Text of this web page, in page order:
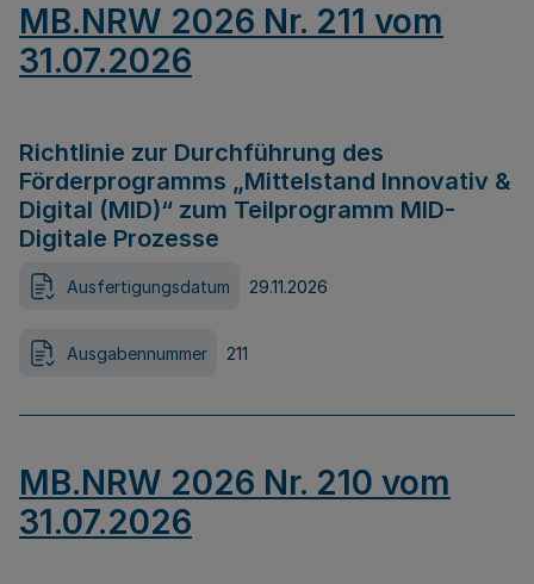
MB.NRW 2026 Nr. 211 vom
31.07.2026
Richtlinie zur Durchführung des
Förderprogramms „Mittelstand Innovativ &
Digital (MID)“ zum Teilprogramm MID-
Digitale Prozesse
Ausfertigungsdatum 29.11.2026
Ausgabennummer 211
MB.NRW 2026 Nr. 210 vom
31.07.2026